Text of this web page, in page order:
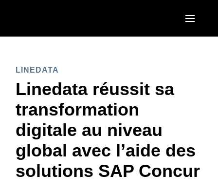
Canada (English)
Canada (Français)
México (Español)
Brasil (Português)
France (Français)
Deutschland (Deutsch)
Italia (Italiano)
Nederlands (English)
ASIA PACIFIC
Australia (English)
India (English)
日本（日本語)
LINEDATA
Linedata réussit sa
transformation
digitale au niveau
global avec l’aide des
solutions SAP Concur